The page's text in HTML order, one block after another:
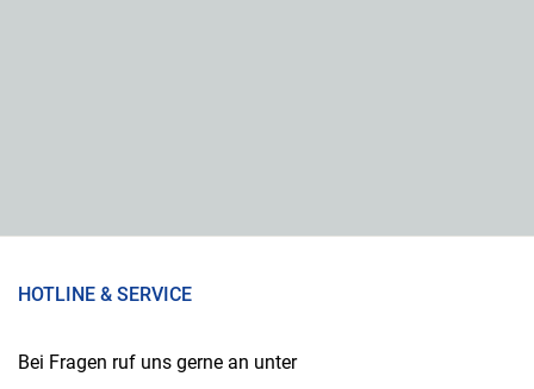
HOTLINE & SERVICE
Bei Fragen ruf uns gerne an unter